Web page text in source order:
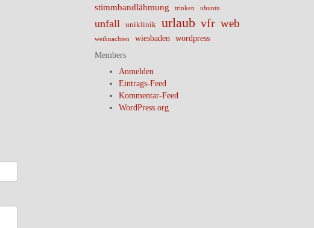
stimmbandlähmung trinken ubuntu
unfall uniklinik urlaub vfr web
weihnachten wiesbaden
wordpress
Members
Anmelden
Eintrags-Feed
Kommentar-Feed
WordPress.org